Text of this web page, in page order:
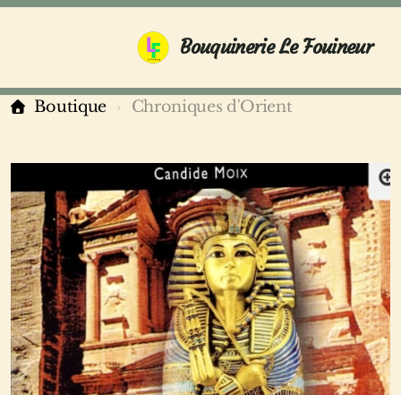
Bouquinerie Le Fouineur
Boutique Chroniques d'Orient